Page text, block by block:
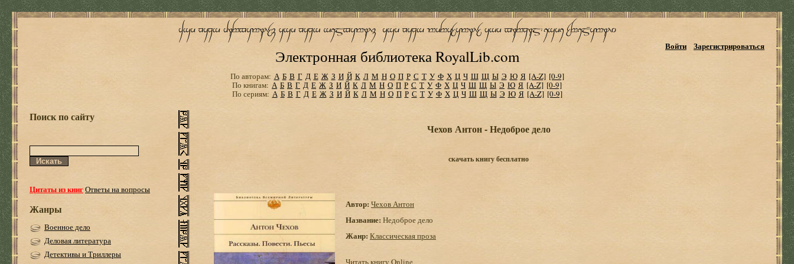
Электронная библиотека RoyalLib.com
Войти Зарегистрироваться
По авторам: А Б В Г Д Е Ж З И Й К Л М Н О П Р С Т У Ф Х Ц Ч Ш Щ Ы Э Ю Я [A-Z] [0-9]
По книгам: А Б В Г Д Е Ж З И Й К Л М Н О П Р С Т У Ф Х Ц Ч Ш Щ Ы Э Ю Я [A-Z] [0-9]
По сериям: А Б В Г Д Е Ж З И Й К Л М Н О П Р С Т У Ф Х Ц Ч Ш Щ Ы Э Ю Я [A-Z] [0-9]
Поиск по сайту
Цитаты из книгОтветы на вопросы
Жанры
Военное дело
Деловая литература
Детективы и Триллеры
Чехов Антон - Недоброе дело
скачать книгу бесплатно
Автор: Чехов Антон
Название: Недоброе дело
Жанр: Классическая проза
Читать книгу Online